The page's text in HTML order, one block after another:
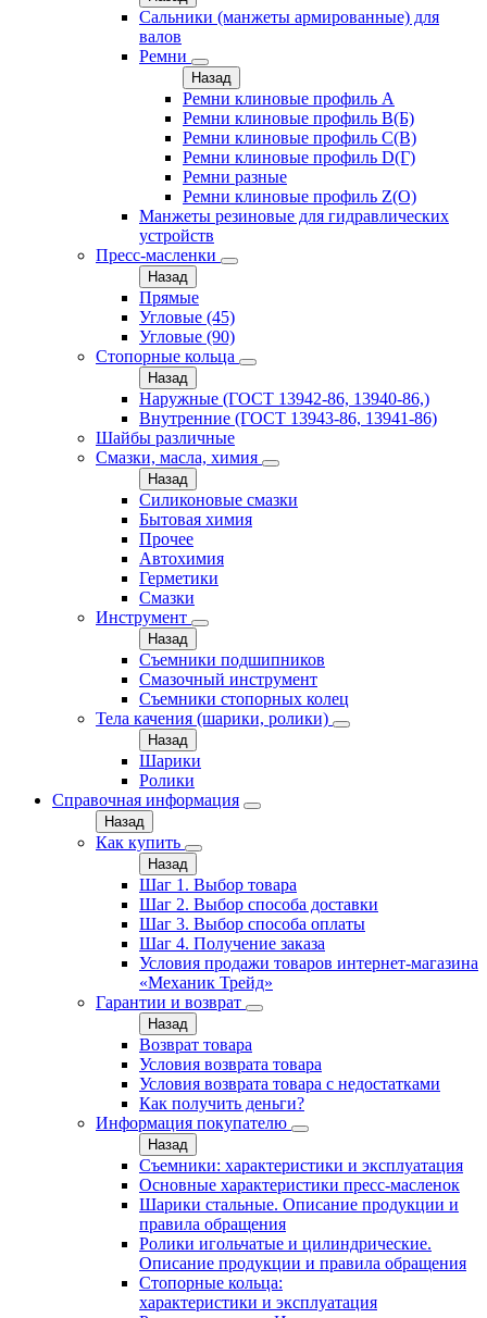
Сальники (манжеты армированные) для
валов
Ремни
Назад
Ремни клиновые профиль A
Ремни клиновые профиль B(Б)
Ремни клиновые профиль C(В)
Ремни клиновые профиль D(Г)
Ремни разные
Ремни клиновые профиль Z(О)
Манжеты резиновые для гидравлических
устройств
Пресс-масленки
Назад
Прямые
Угловые (45)
Угловые (90)
Стопорные кольца
Назад
Наружные (ГОСТ 13942-86, 13940-86,)
Внутренние (ГОСТ 13943-86, 13941-86)
Шайбы различные
Смазки, масла, химия
Назад
Силиконовые смазки
Бытовая химия
Прочее
Автохимия
Герметики
Смазки
Инструмент
Назад
Съемники подшипников
Смазочный инструмент
Съемники стопорных колец
Тела качения (шарики, ролики)
Назад
Шарики
Ролики
Справочная информация
Назад
Как купить
Назад
Шаг 1. Выбор товара
Шаг 2. Выбор способа доставки
Шаг 3. Выбор способа оплаты
Шаг 4. Получение заказа
Условия продажи товаров интернет-магазина
«Механик Трейд»
Гарантии и возврат
Назад
Возврат товара
Условия возврата товара
Условия возврата товара с недостатками
Как получить деньги?
Информация покупателю
Назад
Съемники: характеристики и эксплуатация
Основные характеристики пресс‑масленок
Шарики стальные. Описание продукции и
правила обращения
Ролики игольчатые и цилиндрические.
Описание продукции и правила обращения
Стопорные кольца:
характеристики и эксплуатация